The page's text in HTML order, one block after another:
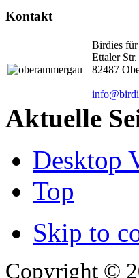
Kontakt
Birdies
Ettaler
82487
Aktuelle
Desktop
Top
Skip to
Copyright ©